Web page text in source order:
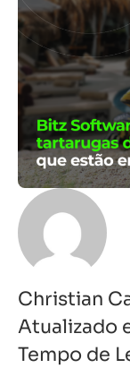
Christian
Atualizado
Tempo de